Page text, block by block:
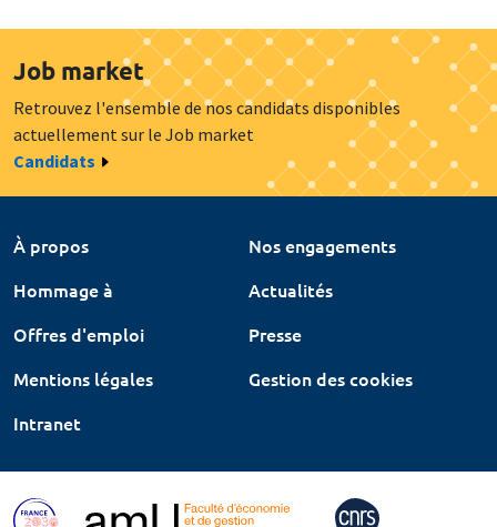
Job market
Retrouvez l'ensemble de nos candidats disponibles
actuellement sur le Job market
Candidats
À propos
Nos engagements
Hommage à
Actualités
Offres d'emploi
Presse
Mentions légales
Gestion des cookies
Intranet